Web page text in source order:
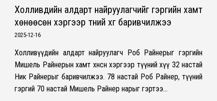
Холливүүдийн алдарт найруулагчийг гэргийн хамт
хөнөөсөн хэргээр түүний хүүг баривчилжээ
2025-12-16
Холливүүдийн алдарт найруулагч Роб Райнерыг гэргийн
Мишель Райнерын хамт хөнөөсөн хэргээр түүний хүү 32 настай
Ник Райнерыг баривчилжээ. 78 настай Роб Райнер, түүний
гэргий 70 настай Мишель Райнер нарыг гэртээ…